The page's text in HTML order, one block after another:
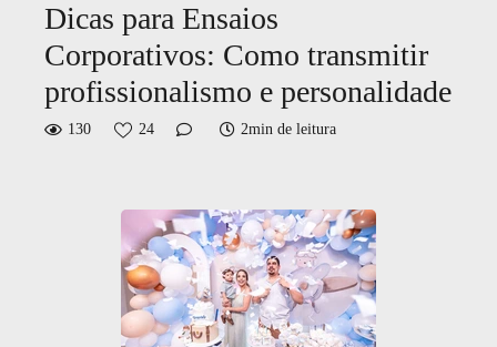
Dicas para Ensaios
Corporativos: Como transmitir
profissionalismo e personalidade
130 24 2min de leitura